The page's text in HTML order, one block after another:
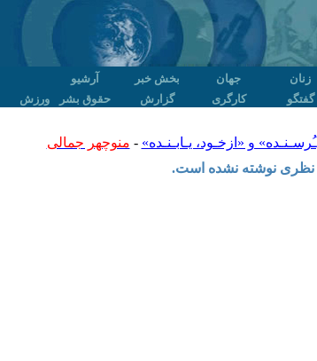
زنان جهان بخش خبر
آرشیو
گفتگو کارگری گزارش حقوق بشر ورزش
و «ازخـود، یـابـنـده» - منوچهر جمالی
نظری نوشته نشده است.